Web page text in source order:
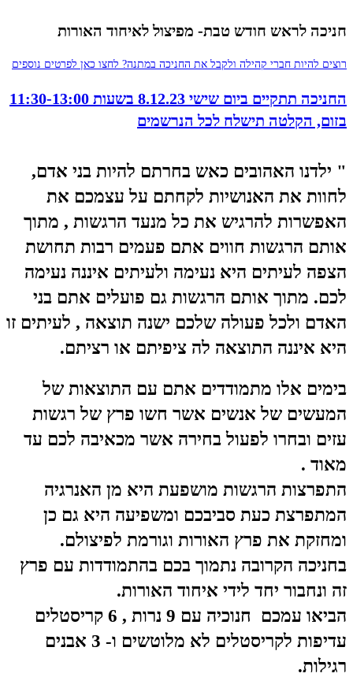
חניכה לראש חודש טבת- מפיצול לאיחוד האורות
רוצים להיות חברי קהילה ולקבל את החניכה במתנה? לחצו כאן לפרטים נוספים
החניכה תתקיים ביום שישי 8.12.23 בשעות 11:30-13:00
בזום, הקלטה תישלח לכל הנרשמים​
" ילדנו האהובים כאש בחרתם להיות בני אדם,
לחוות את האנושיות לקחתם על עצמכם את
האפשרות להרגיש את כל מנעד הרגשות , מתוך
אותם הרגשות חווים אתם פעמים רבות תחושת
הצפה לעיתים היא נעימה ולעיתים איננה נעימה
לכם. מתוך אותם הרגשות גם פועלים אתם בני
האדם ולכל פעולה שלכם ישנה תוצאה , לעיתים זו
היא איננה התוצאה לה ציפיתם או רציתם.
בימים אלו מתמודדים אתם עם התוצאות של
המעשים של אנשים אשר חשו פרץ של רגשות
עזים ובחרו לפעול בחירה אשר מכאיבה לכם עד
מאוד .
התפרצות הרגשות מושפעת היא מן האנרגיה
המתפרצת כעת סביבכם ומשפיעה היא גם כן
ומחזקת את פרץ האורות וגורמת לפיצולם.
בחניכה הקרובה נתמוך בכם בהתמודדות עם פרץ
זה ונחבור יחד לידי איחוד האורות.
הביאו עמכם חנוכיה עם 9 נרות , 6 קריסטלים
עדיפות לקריסטלים לא מלוטשים ו- 3 אבנים
רגילות.